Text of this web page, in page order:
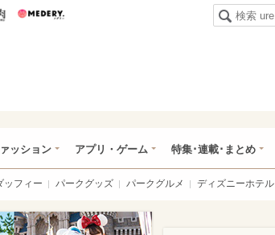
うまい肉
ッション アプリ・ゲーム 特集･連載･まとめ
ッフィー パークグッズ パークグルメ ディズニーホテル